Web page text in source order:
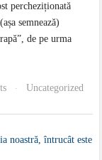
percheziționată
semnează)
de pe urma
· Uncategorized